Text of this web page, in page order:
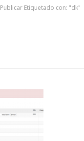
Publicar Etiquetado con: "dk"